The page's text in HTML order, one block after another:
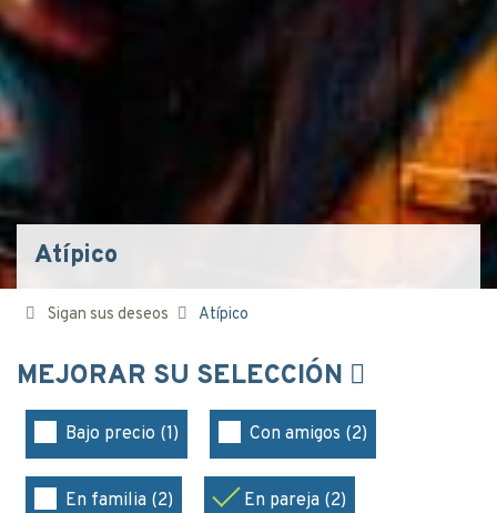
Atípico
Sigan sus deseos Atípico
MEJORAR SU SELECCIÓN
Bajo precio (1) Con amigos (2)
En familia (2) En pareja (2)